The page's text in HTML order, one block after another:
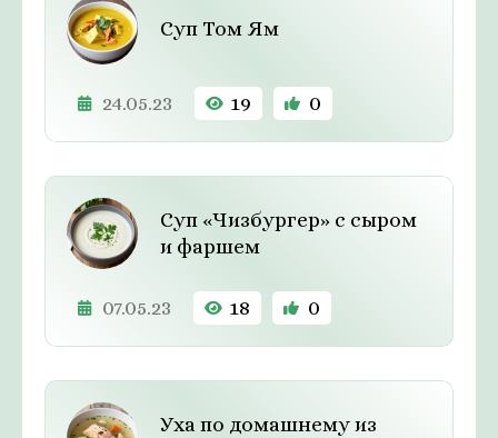
Суп Том Ям
24.05.23 19 0
Суп «Чизбургер» с сыром
и фаршем
07.05.23 18 0
Уха по домашнему из